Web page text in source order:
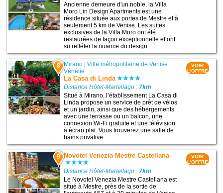
Ancienne demeure d'un noble, la Villa
Moro Lin Design Apartments est une
résidence située aux portes de Mestre et à
seulement 5 km de Venise. Les suites
exclusives de la Villa Moro ont été
restaurées de façon exceptionnelle et ont
su refléter la nuance du design ...
8 Mirano |Ville métropolitaine de Venise
Vénétie
La Casa di Linda
Distance Hôtel-Martellago : 7km
Situé à Mirano, l’établissement La Casa di
Linda propose un service de prêt de vélos
et un jardin, ainsi que des hébergements
avec une terrasse ou un balcon, une
connexion Wi-Fi gratuite et une télévision
à écran plat. Vous trouverez une salle de
bains privative ...
VOIR
L'OFFRE
9 Novotel Venezia Mestre Castellana
Distance Hôtel-Martellago : 7km
Le Novotel Venezia Mestre Castellana est
situé à Mestre, près de la sortie de
VOIR
L'OFFRE